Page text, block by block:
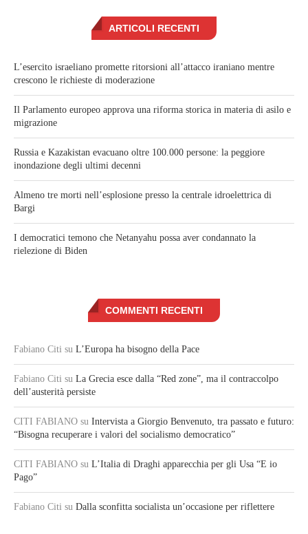
ARTICOLI RECENTI
L’esercito israeliano promette ritorsioni all’attacco iraniano mentre
crescono le richieste di moderazione
Il Parlamento europeo approva una riforma storica in materia di asilo e
migrazione
Russia e Kazakistan evacuano oltre 100.000 persone: la peggiore
inondazione degli ultimi decenni
Almeno tre morti nell’esplosione presso la centrale idroelettrica di
Bargi
I democratici temono che Netanyahu possa aver condannato la
rielezione di Biden
COMMENTI RECENTI
Fabiano Citi su L’Europa ha bisogno della Pace
Fabiano Citi su La Grecia esce dalla “Red zone”, ma il contraccolpo
dell’austerità persiste
CITI FABIANO su Intervista a Giorgio Benvenuto, tra passato e futuro:
“Bisogna recuperare i valori del socialismo democratico”
CITI FABIANO su L’Italia di Draghi apparecchia per gli Usa “E io
Pago”
Fabiano Citi su Dalla sconfitta socialista un’occasione per riflettere